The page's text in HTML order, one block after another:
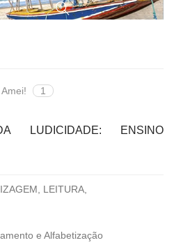
Amei! 1
LUDICIDADE: ENSINO
LEITURA,
e Alfabetização